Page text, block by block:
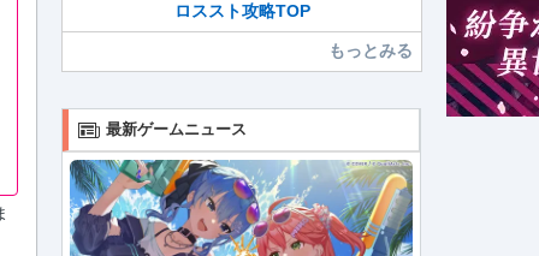
ロススト攻略TOP
もっとみる
最新ゲームニュース